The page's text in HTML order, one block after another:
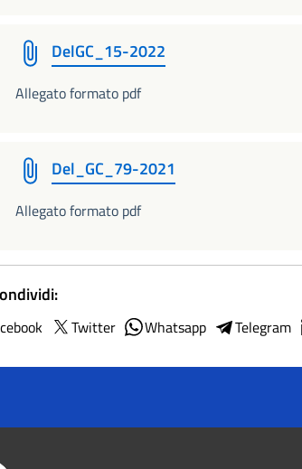
DelGC_15-2022
Allegato formato pdf
Del_GC_79-2021
Allegato formato pdf
Twitter Whatsapp Telegram